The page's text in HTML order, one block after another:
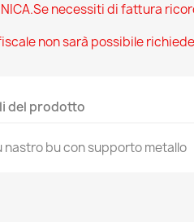
necessiti di fattura
non sarà possibile
del prodotto
nastro bu con supporto metallo